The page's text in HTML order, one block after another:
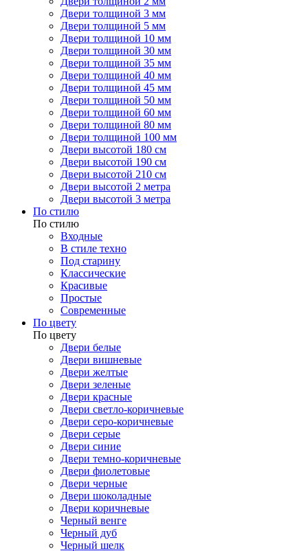
Двери толщиной 3 мм
Двери толщиной 5 мм
Двери толщиной 10 мм
Двери толщиной 30 мм
Двери толщиной 35 мм
Двери толщиной 40 мм
Двери толщиной 45 мм
Двери толщиной 50 мм
Двери толщиной 60 мм
Двери толщиной 80 мм
Двери толщиной 100 мм
Двери высотой 180 см
Двери высотой 190 см
Двери высотой 210 см
Двери высотой 2 метра
Двери высотой 3 метра
По стилю
По стилю
Входные
В стиле техно
Под старину
Классические
Красивые
Простые
Современные
По цвету
По цвету
Двери белые
Двери вишневые
Двери желтые
Двери зеленые
Двери красные
Двери светло-коричневые
Двери серо-коричневые
Двери серые
Двери синие
Двери темно-коричневые
Двери фиолетовые
Двери черные
Двери шоколадные
Двери коричневые
Черный венге
Черный дуб
Черный шелк